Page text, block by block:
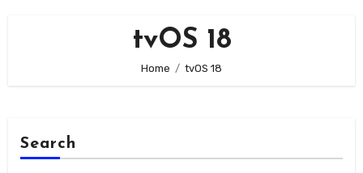
tvOS 18
Home tvOS 18
Search